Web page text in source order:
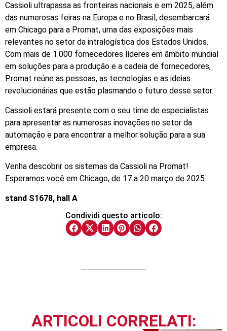
Cassioli ultrapassa as fronteiras nacionais e em 2025, além
das numerosas feiras na Europa e no Brasil, desembarcará
em Chicago para a Promat, uma das exposições mais
relevantes no setor da intralogística dos Estados Unidos.
Com mais de 1.000 fornecedores líderes em âmbito mundial
em soluções para a produção e a cadeia de fornecedores,
Promat reúne as pessoas, as tecnologias e as ideias
revolucionárias que estão plasmando o futuro desse setor.
Cassioli estará presente com o seu time de especialistas
para apresentar as numerosas inovações no setor da
automação e para encontrar a melhor solução para a sua
empresa.
Venha descobrir os sistemas da Cassioli na Promat!
Esperamos você em Chicago, de 17 a 20 março de 2025
stand S1678, hall A
Condividi questo articolo:
ARTICOLI CORRELATI: